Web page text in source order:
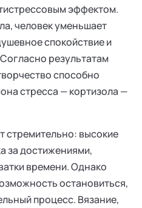
эффектом.
человек уменьшает
спокойствие и
результатам
способно
стресса — кортизола —
стремительно: высокие
за достижениями,
времени. Однако
остановиться,
процесс. Вязание,